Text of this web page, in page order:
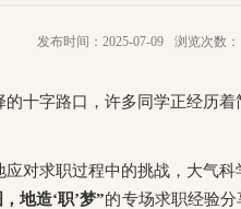
发布时间：2025-07-09 浏览次数：
十字路口，许多同学正经历
对求职过程中的挑战，大气
，地造‘职’梦”的专场求职经验